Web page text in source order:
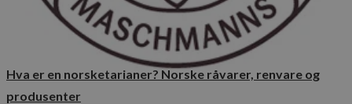
Sesong Råvarer
Hva er en norsketarianer? Norske råvarer, renvare og
produsenter